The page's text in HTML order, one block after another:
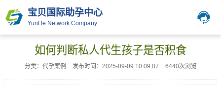
宝贝国际助孕中心
YunHe Network Company
如何判断私人代生孩子是否积食
分类：代孕案例 发布时间：2025-09-09 10:09:07 6440次浏览